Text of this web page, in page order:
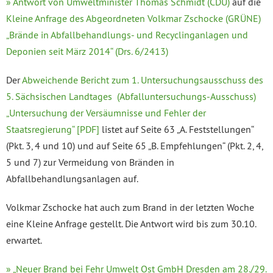
Kleine Anfrage des Abgeordneten Volkmar Zschocke (GRÜNE)
„Brände in Abfallbehandlungs- und Recyclinganlagen und
Deponien seit März 2014“ (Drs. 6/2413)
DerAbweichende Bericht zum 1. Untersuchungsausschuss des
5. Sächsischen Landtages (Abfalluntersuchungs-Ausschuss)
„Untersuchung der Versäumnisse und Fehler der
Staatsregierung“ [PDF] listet auf Seite 63 „A. Feststellungen“
(Pkt. 3, 4 und 10) und auf Seite 65 „B. Empfehlungen“ (Pkt. 2, 4,
5 und 7) zur Vermeidung von Bränden in
Abfallbehandlungsanlagen auf.
Volkmar Zschocke hat auch zum Brand in der letzten Woche
eine Kleine Anfrage gestellt. Die Antwort wird bis zum 30.10.
erwartet.
» „Neuer Brand bei Fehr Umwelt Ost GmbH Dresden am 28./29.